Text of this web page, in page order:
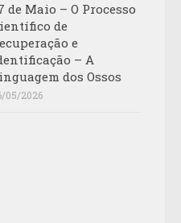
de Maio – O Processo
de
e
– A
dos Ossos
05/2026